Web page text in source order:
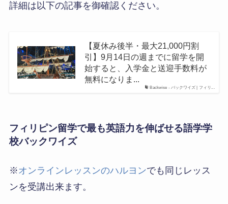
詳細は以下の記事を御確認ください。
Backwise - バックワイズ | フィリ...
【夏休み後半・最大21,000円割
引】9月14日の週までに留学を開
始すると、入学金と送迎手数料が
無料になりま...
フィリピン留学で最も英語力を伸ばせる語学学
校バックワイズ
※オンラインレッスンのハルヨンでも同じレッス
ンを受講出来ます。